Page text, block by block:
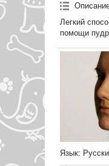
Легкий
помощи
Язык: